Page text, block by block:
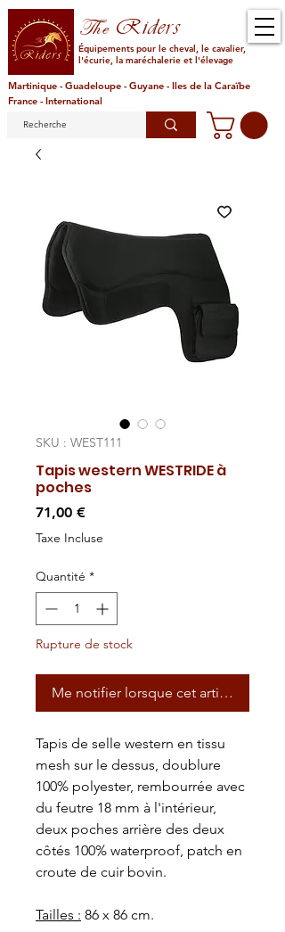
TheRiders
Équipements pour le cheval, le cavalier,
l'écurie, la maréchalerie et l'élevage
Martinique - Guadeloupe - Guyane - Iles de la Caraïbe
France - International
SKU : WEST111
Tapis western WESTRIDE à
poches
71,00 €Prix
Taxe Incluse
Quantité *
Rupture de stock
Me notifier lorsque cet article est
Tapis de selle western en tissu
mesh sur le dessus, doublure
100% polyester, rembourrée avec
du feutre 18 mm à l'intérieur,
deux poches arrière des deux
côtés 100% waterproof, patch en
croute de cuir bovin.
Tailles : 86 x 86 cm.